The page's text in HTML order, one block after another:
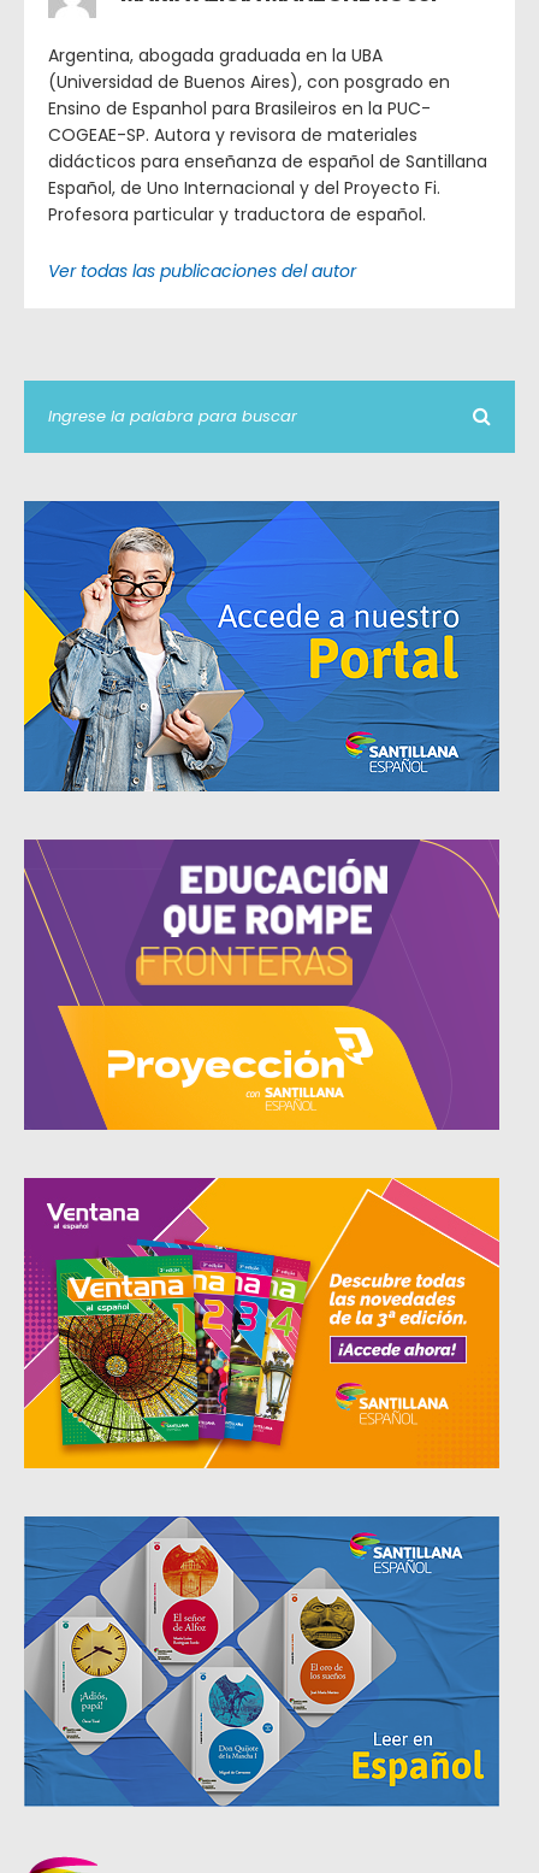
Argentina, abogada graduada en la UBA
(Universidad de Buenos Aires), con posgrado en
Ensino de Espanhol para Brasileiros en la PUC-
COGEAE-SP. Autora y revisora de materiales
didácticos para enseñanza de español de Santillana
Español, de Uno Internacional y del Proyecto Fi.
Profesora particular y traductora de español.
Ver todas las publicaciones del autor